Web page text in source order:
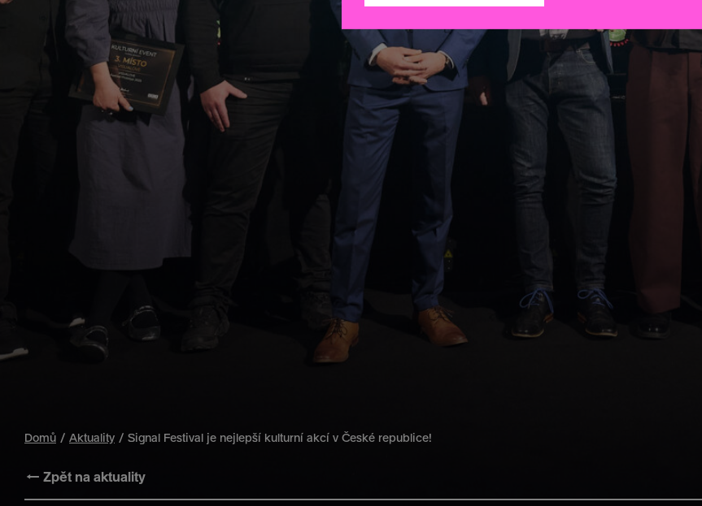
Domů Aktuality Signal Festival je nejlepší kulturní akcí v České republice!
← Zpět na aktuality